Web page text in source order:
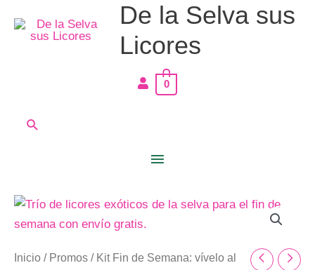
De la Selva sus
Licores
Menú
principal
Buscar
0
Inicio / Promos / Kit Fin de Semana: vívelo al
Kit
Fin
Semana: